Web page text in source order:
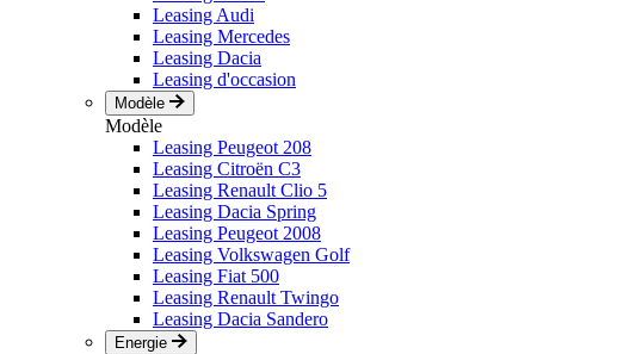
Leasing Audi
Leasing Mercedes
Leasing Dacia
Leasing d'occasion
Modèle
Modèle
Leasing Peugeot 208
Leasing Citroën C3
Leasing Renault Clio 5
Leasing Dacia Spring
Leasing Peugeot 2008
Leasing Volkswagen Golf
Leasing Fiat 500
Leasing Renault Twingo
Leasing Dacia Sandero
Energie